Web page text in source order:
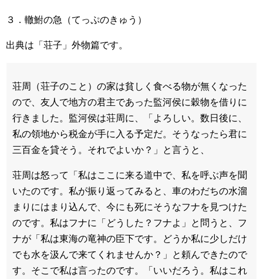
３．轍鮒の急（てっぷのきゅう）
出典は「荘子」外物篇です。
荘周（荘子のこと）の家は貧しく食べる物が無くなった
ので、友人で地方の君主であった監河侯に穀物を借りに
行きました。監河侯は荘周に、「よろしい。数日後に、
私の領地から税金が手に入る予定だ。そうなったら君に
三百金を貸そう。それでよいか？」と言うと、
荘周は怒って「私はここに来る道中で、私を呼ぶ声を聞
いたのです。私が振り返ってみると、車のわだちの水溜
まりにはまり込んで、今にも死にそうなフナを見つけた
のです。私はフナに「どうした？フナよ」と問うと、フ
ナが「私は東海の竜神の臣下です。どうか私に少しだけ
でも水を汲んで来てくれませんか？」と頼んできたので
す。そこで私は言ったのです。「いいだろう。私はこれ